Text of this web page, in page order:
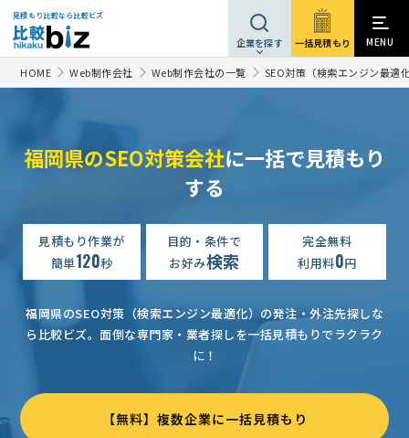
見積もり比較なら比較ビズ
企業を探す 一括見積もり MENU
HOME Web制作会社 Web制作会社の一覧 SEO対策（検索エンジン最適
福岡県のSEO対策会社に一括で見積もり
する
見積もり作業が
簡単120秒
目的・条件で
お好み検索
完全無料
利用料0円
福岡県のSEO対策（検索エンジン最適化）の発注・外注先探しな
ら比較ビズ。 面倒な専門家・業者探しを一括見積もりでラクラク
に！
【無料】複数企業に一括見積もり
SEO対策の見積もり依頼 相談して決めたい 福岡県
SEO(検索エンジン対策)の見積もり依頼 予算上限なし 福岡県